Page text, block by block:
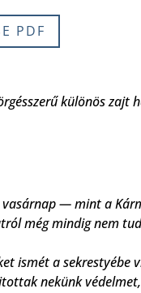
PDF
különös zajt
vasárnap — mint a
még mindig nem
ismét a sekrestyébe
nekünk